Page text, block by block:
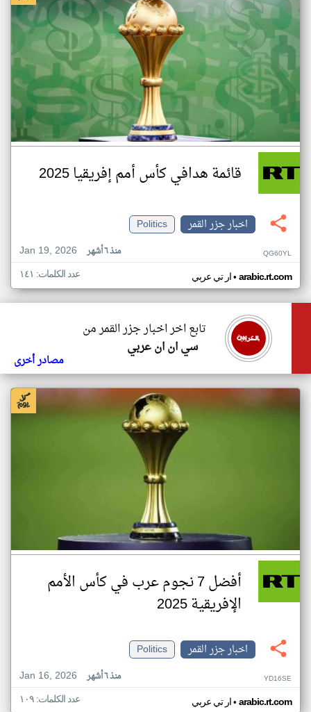
قائمة هدافي كأس أمم إفريقيا 2025
اخبار جزر القمر
Politics
Jan 19, 2026
منذ ٦ أشهر QG60YL
ار تي عربي• arabic.rt.com عدد الكلمات: ١٤١
تابع اخر اخبار جزر القمر من
سي ان ان عربي
مصادر أخرى
أفضل 7 نجوم عرب في كأس الأمم
الإفريقية 2025
اخبار جزر القمر
Politics
Jan 16, 2026
منذ ٦ أشهر YD16SE
ار تي عربي• arabic.rt.com عدد الكلمات: ١٠٩